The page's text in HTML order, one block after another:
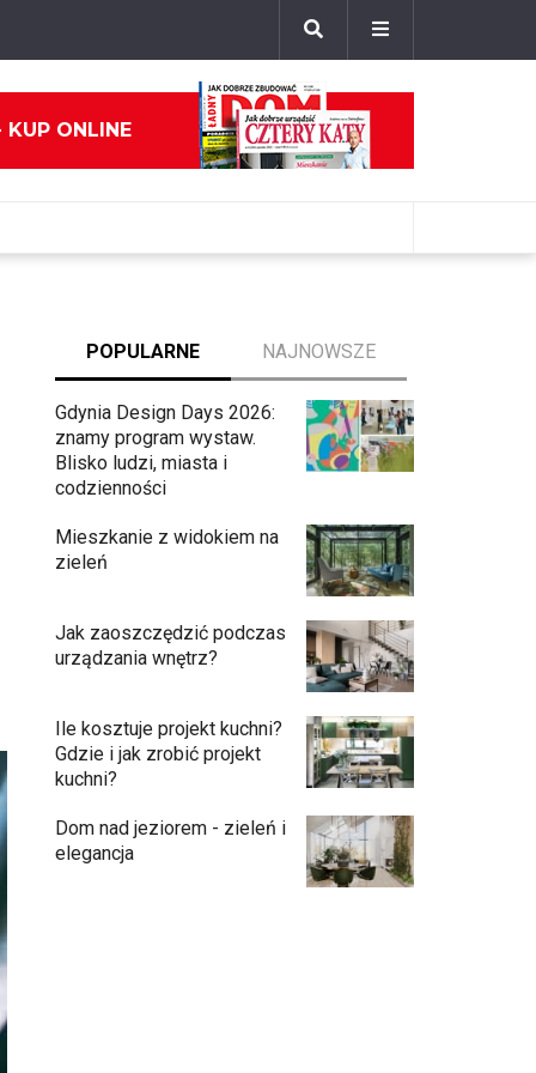
KUP ONLINE
POPULARNE NAJNOWSZE
Gdynia Design Days 2026:
znamy program wystaw.
Blisko ludzi, miasta i
codzienności
Mieszkanie z widokiem na
zieleń
Jak zaoszczędzić podczas
urządzania wnętrz?
Ile kosztuje projekt kuchni?
Gdzie i jak zrobić projekt
kuchni?
Dom nad jeziorem - zieleń i
elegancja